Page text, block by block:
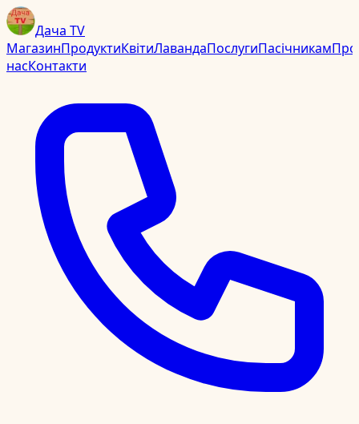
Дача TV
МагазинПродуктиКвітиЛавандаПослугиПасічникамПро
насКонтакти